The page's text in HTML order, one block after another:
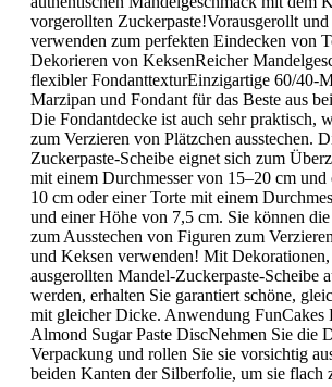
vorgerollten Zuckerpaste!Vorausgerollt
verwenden zum perfekten Eindecken von
Dekorieren von KeksenReicher
flexibler FondanttexturEinzigartige 60/40-
Marzipan und Fondant für das Beste aus
Die Fondantdecke ist auch sehr praktisch,
zum Verzieren von Plätzchen ausstechen.
Zuckerpaste-Scheibe eignet sich zum
mit einem Durchmesser von 15–20 cm
10 cm oder einer Torte mit einem
und einer Höhe von 7,5 cm. Sie können
zum Ausstechen von Figuren zum
und Keksen verwenden! Mit
ausgerollten Mandel-Zuckerpaste-Scheibe
werden, erhalten Sie garantiert schöne,
mit gleicher Dicke. Anwendung FunCakes
Almond Sugar Paste DiscNehmen Sie die
Verpackung und rollen Sie sie vorsichtig
beiden Kanten der Silberfolie, um sie flach